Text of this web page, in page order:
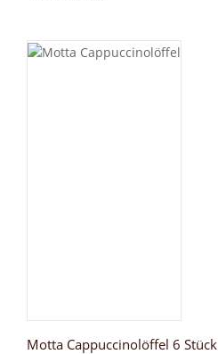
Motta Cappuccinolöffel 6 Stück